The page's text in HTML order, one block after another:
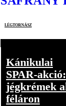
légtornász
Kánikulai
SPAR-akció:
jégkrémek
féláron